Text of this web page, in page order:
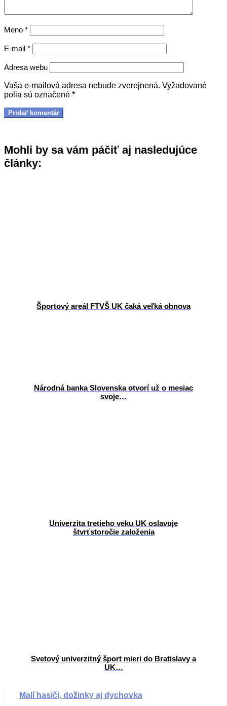
Meno *
E-mail *
Adresa webu
Vaša e-mailová adresa nebude zverejnená. Vyžadované
polia sú označené *
Mohli by sa vám páčiť aj nasledujúce
články:
Športový areál FTVŠ UK čaká veľká obnova
Národná banka Slovenska otvorí už o mesiac
svoje…
Univerzita tretieho veku UK oslavuje
štvrťstoročie založenia
Svetový univerzitný šport mieri do Bratislavy a
UK…
Malí hasiči, dožinky aj dychovka